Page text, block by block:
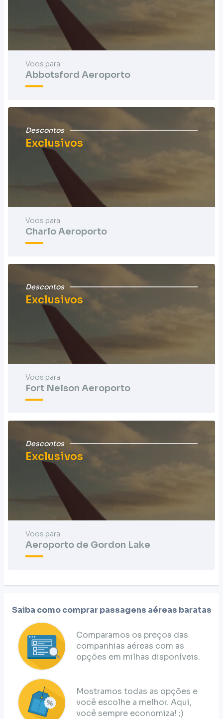
Voos para
Abbotsford Aeroporto
Descontos
Exclusivos
Voos para
Charlo Aeroporto
Descontos
Exclusivos
Voos para
Fort Nelson Aeroporto
Descontos
Exclusivos
Voos para
Aeroporto de Gordon Lake
Saiba como comprar passagens aéreas baratas
Comparamos os preços das
companhias aéreas com as
opções em milhas disponíveis.
Mostramos todas as opções e
você escolhe a melhor. Aqui,
você sempre economiza! ;)